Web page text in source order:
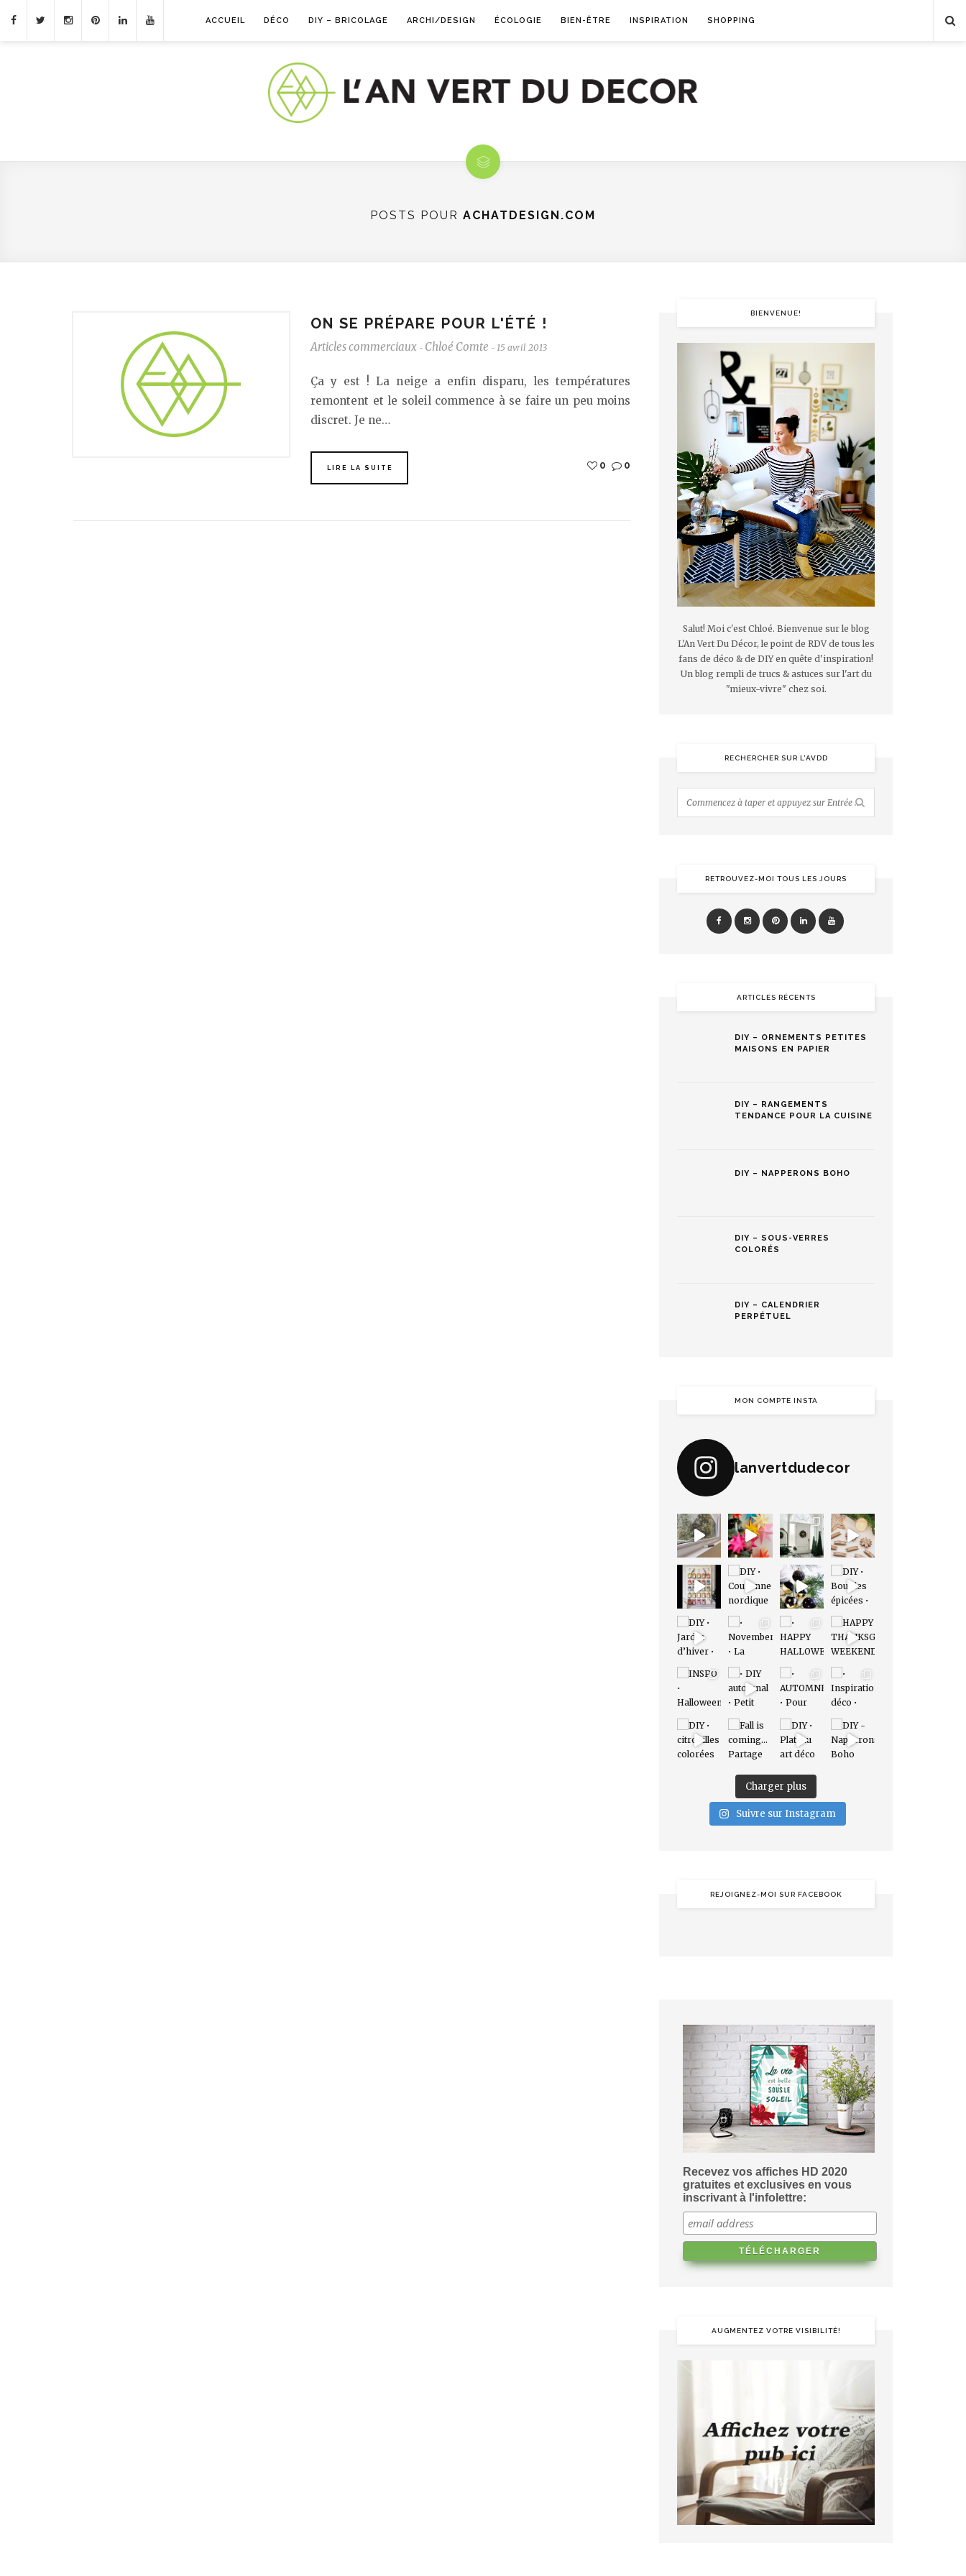
ACCUEIL DÉCO DIY – BRICOLAGE ARCHI/DESIGN ÉCOLOGIE BIEN-ÊTRE INSPIRATION SHOPPING
POSTS POUR ACHATDESIGN.COM
ON SE PRÉPARE POUR L'ÉTÉ !
Articles commerciaux - Chloé Comte - 15 avril 2013
Ça y est ! La neige a enfin disparu, les températures
remontent et le soleil commence à se faire un peu moins
discret. Je ne…
LIRE LA SUITE 0 0
BIENVENUE!
Salut! Moi c'est Chloé. Bienvenue sur le blog
L'An Vert Du Décor, le point de RDV de tous les
fans de déco & de DIY en quête d'inspiration!
Un blog rempli de trucs & astuces sur l'art du
"mieux-vivre" chez soi.
RECHERCHER SUR L’AVDD
RETROUVEZ-MOI TOUS LES JOURS
ARTICLES RÉCENTS
DIY – ORNEMENTS PETITES
MAISONS EN PAPIER
DIY – RANGEMENTS
TENDANCE POUR LA CUISINE
DIY – NAPPERONS BOHO
DIY – SOUS-VERRES
COLORÉS
DIY – CALENDRIER
PERPÉTUEL
MON COMPTE INSTA
lanvertdudecor
Charger plus
Suivre sur Instagram
REJOIGNEZ-MOI SUR FACEBOOK
Recevez vos affiches HD 2020
gratuites et exclusives en vous
inscrivant à l'infolettre:
AUGMENTEZ VOTRE VISIBILITÉ!